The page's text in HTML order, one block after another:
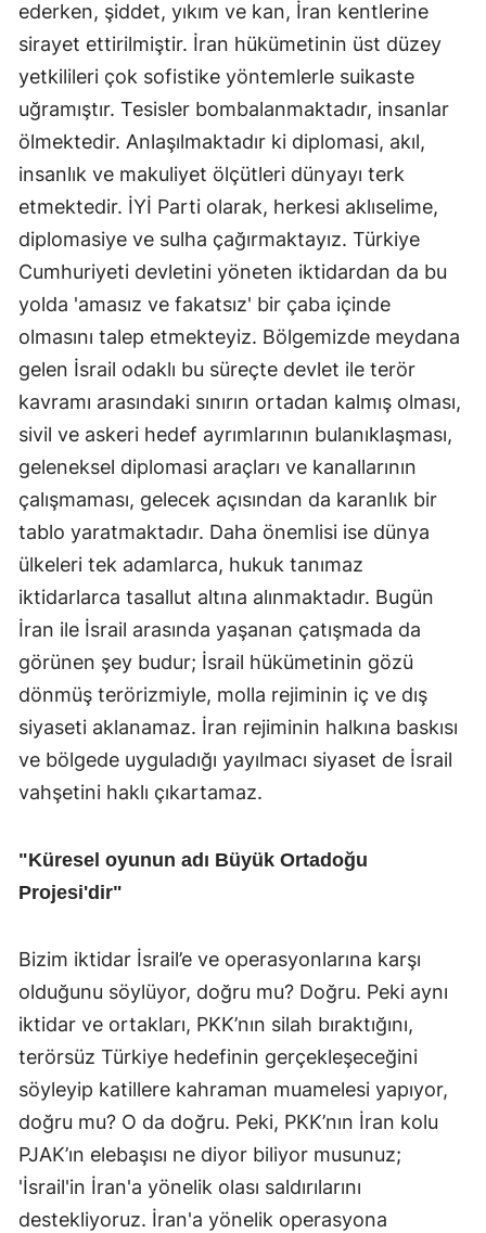
ederken, şiddet, yıkım ve kan, İran kentlerine
sirayet ettirilmiştir. İran hükümetinin üst düzey
yetkilileri çok sofistike yöntemlerle suikaste
uğramıştır. Tesisler bombalanmaktadır, insanlar
ölmektedir. Anlaşılmaktadır ki diplomasi, akıl,
insanlık ve makuliyet ölçütleri dünyayı terk
etmektedir. İYİ Parti olarak, herkesi aklıselime,
diplomasiye ve sulha çağırmaktayız. Türkiye
Cumhuriyeti devletini yöneten iktidardan da bu
yolda 'amasız ve fakatsız' bir çaba içinde
olmasını talep etmekteyiz. Bölgemizde meydana
gelen İsrail odaklı bu süreçte devlet ile terör
kavramı arasındaki sınırın ortadan kalmış olması,
sivil ve askeri hedef ayrımlarının bulanıklaşması,
geleneksel diplomasi araçları ve kanallarının
çalışmaması, gelecek açısından da karanlık bir
tablo yaratmaktadır. Daha önemlisi ise dünya
ülkeleri tek adamlarca, hukuk tanımaz
iktidarlarca tasallut altına alınmaktadır. Bugün
İran ile İsrail arasında yaşanan çatışmada da
görünen şey budur; İsrail hükümetinin gözü
dönmüş terörizmiyle, molla rejiminin iç ve dış
siyaseti aklanamaz. İran rejiminin halkına baskısı
ve bölgede uyguladığı yayılmacı siyaset de İsrail
vahşetini haklı çıkartamaz.
"Küresel oyunun adı Büyük Ortadoğu
Projesi'dir"
Bizim iktidar İsrail’e ve operasyonlarına karşı
olduğunu söylüyor, doğru mu? Doğru. Peki aynı
iktidar ve ortakları, PKK’nın silah bıraktığını,
terörsüz Türkiye hedefinin gerçekleşeceğini
söyleyip katillere kahraman muamelesi yapıyor,
doğru mu? O da doğru. Peki, PKK’nın İran kolu
PJAK’ın elebaşısı ne diyor biliyor musunuz;
'İsrail'in İran'a yönelik olası saldırılarını
destekliyoruz. İran'a yönelik operasyona